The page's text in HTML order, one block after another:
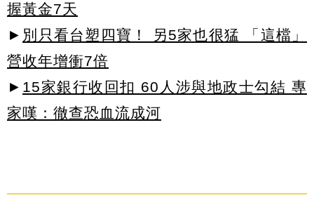
握黃金7天
► 別只看台塑四寶！ 另5家也很猛 「這檔」
營收年增衝7倍
► 15家銀行收回扣 60人涉與地政士勾結 專
家嘆：徹查恐血流成河